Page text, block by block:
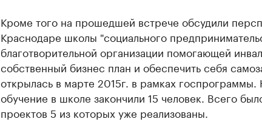
Кроме того на прошедшей встрече обсудили
Краснодаре школы "социального
благотворительной организации помогающей
собственный бизнес план и обеспечить себя
открылась в марте 2015г. в рамках
обучение в школе закончили 15 человек. Всего
проектов 5 из которых уже реализованы.